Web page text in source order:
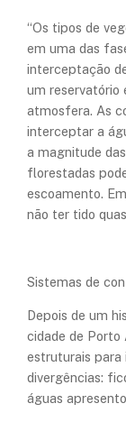
“Os tipos de
em uma das
interceptação
um reservatório
atmosfera. As
interceptar a
a magnitude
florestadas
escoamento.
não ter tido
Sistemas de
Depois de um
cidade de Porto
estruturais para
divergências:
águas